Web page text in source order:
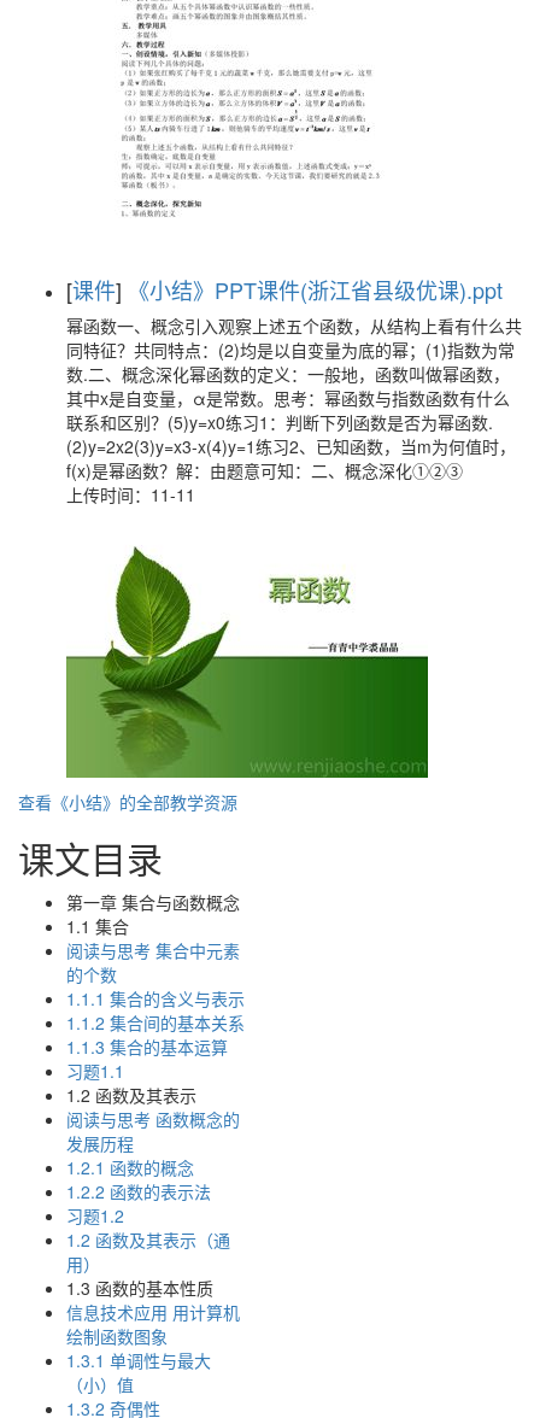
[课件] 《小结》PPT课件(浙江省县级优课).ppt
幂函数一、概念引入观察上述五个函数，从结构上看有什么共
同特征？共同特点：(2)均是以自变量为底的幂；(1)指数为常
数.二、概念深化幂函数的定义：一般地，函数叫做幂函数，
其中x是自变量，α是常数。思考：幂函数与指数函数有什么
联系和区别？(5)y=x0练习1：判断下列函数是否为幂函数.
(2)y=2x2(3)y=x3-x(4)y=1练习2、已知函数，当m为何值时，
f(x)是幂函数？解：由题意可知：二、概念深化①②③
上传时间：11-11
查看《小结》的全部教学资源
课文目录
第一章 集合与函数概念
1.1 集合
阅读与思考 集合中元素
的个数
1.1.1 集合的含义与表示
1.1.2 集合间的基本关系
1.1.3 集合的基本运算
习题1.1
1.2 函数及其表示
阅读与思考 函数概念的
发展历程
1.2.1 函数的概念
1.2.2 函数的表示法
习题1.2
1.2 函数及其表示（通
用）
1.3 函数的基本性质
信息技术应用 用计算机
绘制函数图象
1.3.1 单调性与最大
（小）值
1.3.2 奇偶性